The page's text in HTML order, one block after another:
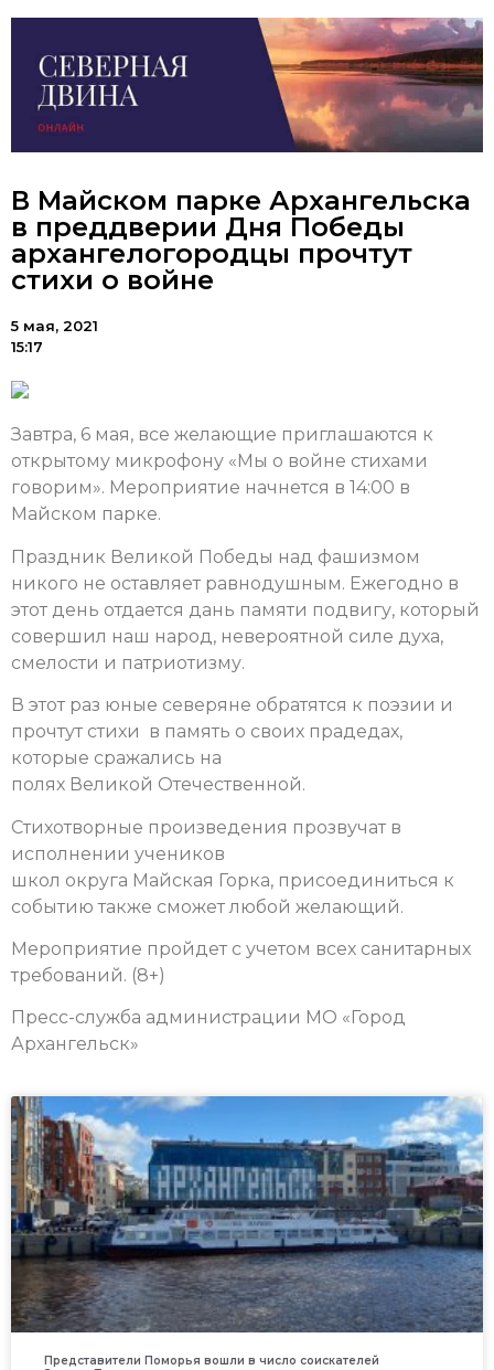
В Майском парке Архангельска
в преддверии Дня Победы
архангелогородцы прочтут
стихи о войне
5 мая, 2021
15:17
Завтра, 6 мая, все желающие приглашаются к
открытому микрофону «Мы о войне стихами
говорим». Мероприятие начнется в 14:00 в
Майском парке.
Праздник Великой Победы над фашизмом
никого не оставляет равнодушным. Ежегодно в
этот день отдается дань памяти подвигу, который
совершил наш народ, невероятной силе духа,
смелости и патриотизму.
В этот раз юные северяне обратятся к поэзии и
прочтут стихи в память о своих прадедах,
которые сражались на
полях Великой Отечественной.
Стихотворные произведения прозвучат в
исполнении учеников
школ округа Майская Горка, присоединиться к
событию также сможет любой желающий.
Мероприятие пройдет с учетом всех санитарных
требований. (8+)
Пресс-служба администрации МО «Город
Архангельск»
Представители Поморья вошли в число соискателей